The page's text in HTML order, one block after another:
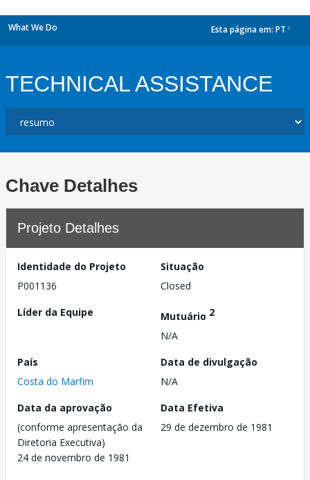
What We Do Esta página em: PT
TECHNICAL ASSISTANCE
Chave Detalhes
Projeto Detalhes
Identidade do Projeto
P001136
Situação
Closed
Líder da Equipe
Mutuário 2
N/A
País
Costa do Marfim
Data de divulgação
N/A
Data da aprovação
(conforme apresentação da
Diretoria Executiva)
24 de novembro de 1981
Data Efetiva
29 de dezembro de 1981